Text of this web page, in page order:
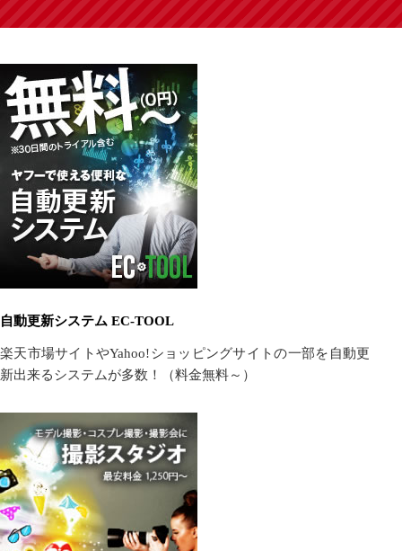
自動更新システム EC-TOOL
楽天市場サイトやYahoo!ショッピングサイトの一部を自動更
新出来るシステムが多数！（料金無料～）